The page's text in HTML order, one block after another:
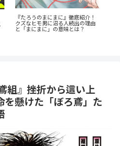
『たろうのまにまに』徹底紹介！
クズなヒモ男に沼る人続出の理由
と「まにまに」の意味とは？
組』挫折から這い上
を懸けた「ぼろ鳶」た